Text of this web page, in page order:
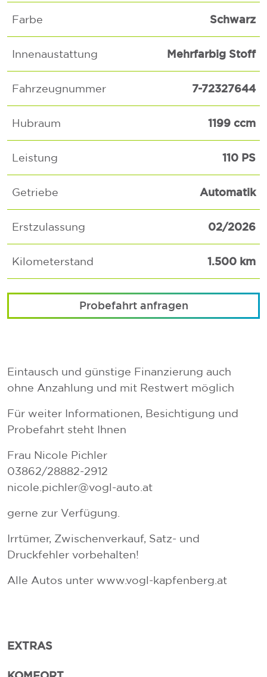
Farbe Schwarz
Innenaustattung Mehrfarbig Stoff
Fahrzeugnummer 7-72327644
Hubraum 1199 ccm
Leistung 110 PS
Getriebe Automatik
Erstzulassung 02/2026
Kilometerstand 1.500 km
Probefahrt anfragen
Eintausch und günstige Finanzierung auch
ohne Anzahlung und mit Restwert möglich
Für weiter Informationen, Besichtigung und
Probefahrt steht Ihnen
Frau Nicole Pichler
03862/28882-2912
nicole.pichler@vogl-auto.at
gerne zur Verfügung.
Irrtümer, Zwischenverkauf, Satz- und
Druckfehler vorbehalten!
Alle Autos unter www.vogl-kapfenberg.at
EXTRAS